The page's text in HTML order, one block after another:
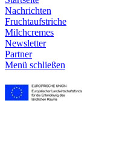
Nachrichten
Frucht­aufstriche
Milchcremes
Newsletter
Partner
Menü schließen